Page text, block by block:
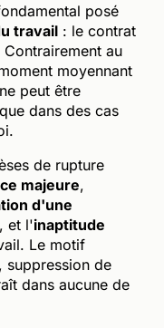
posé
travail : le contrat
au
moyennant
peut être
dans des cas
de rupture
majeure,
d'une
et l'inaptitude
Le motif
de
dans aucune de